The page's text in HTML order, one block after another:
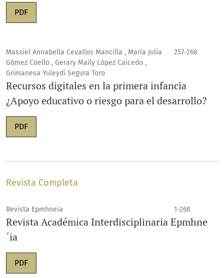
PDF
Massiel Annabella Cevallos Mancilla , María Julia
Gómez Coello , Gerary Maily López Caicedo ,
Grimanesa Yuleydi Segura Toro
257-268
Recursos digitales en la primera infancia
¿Apoyo educativo o riesgo para el desarrollo?
PDF
Revista Completa
Revista Epmhneia 1-268
Revista Académica Interdisciplinaria Epmhne
´ia
PDF